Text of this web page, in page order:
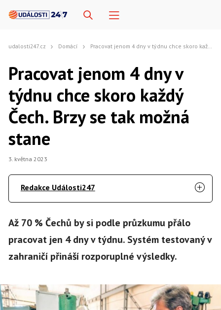
udalosti247.cz Domácí Pracovat jenom 4 dny v týdnu chce skoro každý Čech. Brzy se tak možná stane
Pracovat jenom 4 dny v
týdnu chce skoro každý
Čech. Brzy se tak možná
stane
3. května 2023
Redakce Události247
Až 70 % Čechů by si podle průzkumu přálo
pracovat jen 4 dny v týdnu. Systém testovaný v
zahraničí přináší rozporuplné výsledky.